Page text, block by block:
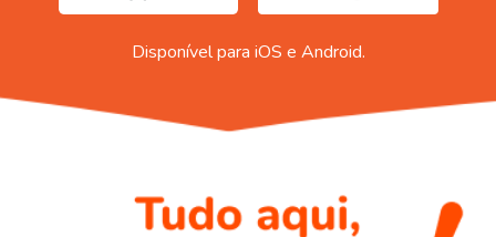
Disponível para iOS e Android.